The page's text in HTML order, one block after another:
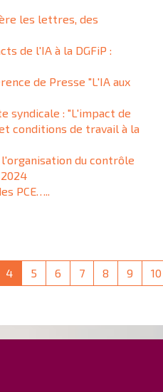
les lettres, des
de l'IA à la DGFiP :
de Presse "L'IA aux
syndicale : "L'impact de
conditions de travail à la
du contrôle
PCE…..
4 5 6 7 8 9 10